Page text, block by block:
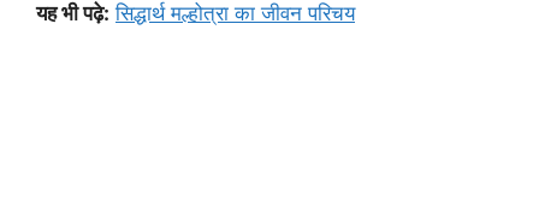
यह भी पढ़े: सिद्धार्थ मल्होत्रा का जीवन परिचय